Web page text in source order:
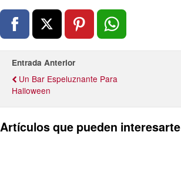
Entrada Anterior
Un Bar Espeluznante Para
Halloween
Artículos que pueden interesarte